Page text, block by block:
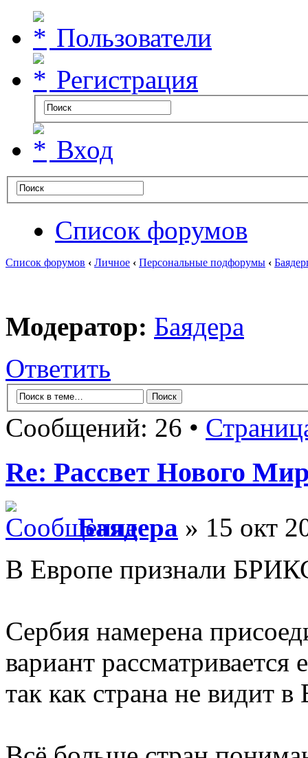
Пользователи
Регистрация
Вход
Список форумов
Список форумов ‹ Личное ‹ Персональные подфорумы ‹
Модератор: Баядера
Ответить
Сообщений: 26 •
Re: Рассвет Нового
Баядера » 15 окт
В Европе признали
Сербия намерена
вариант
так как страна не видит